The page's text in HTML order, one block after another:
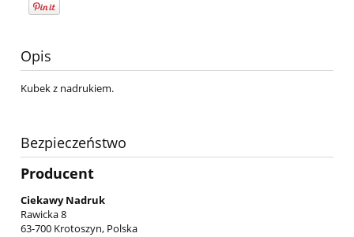
Opis
Kubek z nadrukiem.
Bezpieczeństwo
Producent
Ciekawy Nadruk
Rawicka 8
63-700 Krotoszyn, Polska